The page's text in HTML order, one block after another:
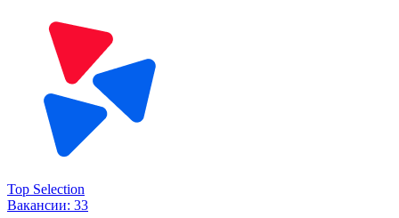
Top Selection
Вакансии: 33